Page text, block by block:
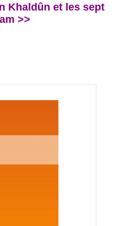
Khaldûn et les sept
>>